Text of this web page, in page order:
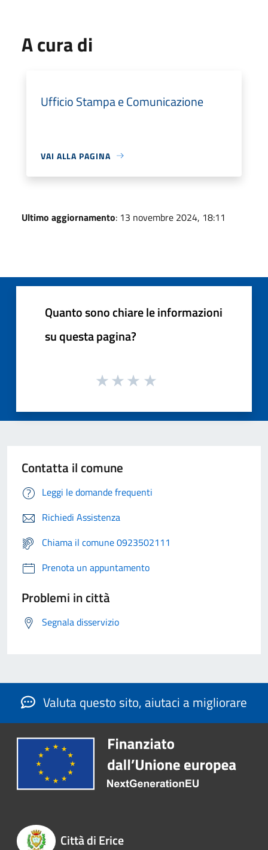
A cura di
Ufficio Stampa e Comunicazione
VAI ALLA PAGINA
Ultimo aggiornamento: 13 novembre 2024, 18:11
Quanto sono chiare le informazioni
su questa pagina?
Contatta il comune
Leggi le domande frequenti
Richiedi Assistenza
Chiama il comune 0923502111
Prenota un appuntamento
Problemi in città
Segnala disservizio
Valuta questo sito, aiutaci a migliorare
Città di Erice